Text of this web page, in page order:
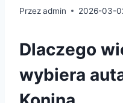
Przezadmin 2026-03-
Dlaczego
wybiera